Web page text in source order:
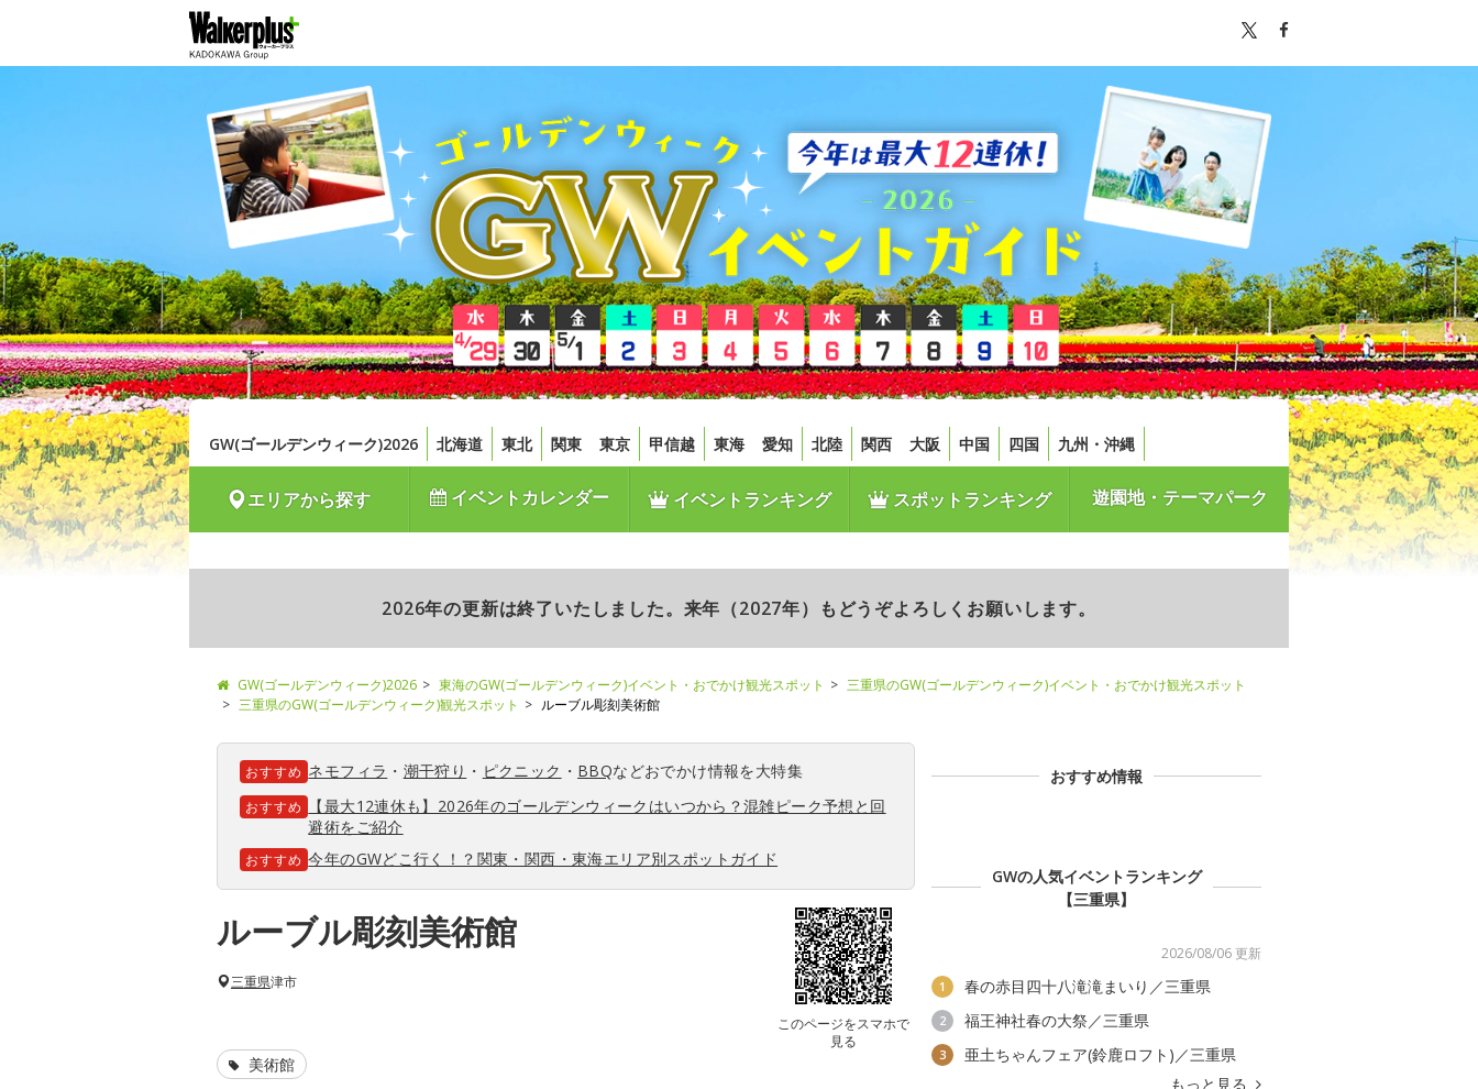
GW(ゴールデンウィーク)2026 北海道 東北 関東 東京 甲信越 東海 愛知 北陸 関西 大阪 中国 四国 九州・沖縄
エリアから探す イベントカレンダー イベントランキング スポットランキング 遊園地・テーマパーク
2026年の更新は終了いたしました。来年（2027年）もどうぞよろしくお願いします。
GW(ゴールデンウィーク)2026 東海のGW(ゴールデンウィーク)イベント・おでかけ観光スポット
三重県のGW(ゴールデンウィーク)イベント・おでかけ観光スポット
三重県のGW(ゴールデンウィーク)観光スポット
ルーブル彫刻美術館
おすすめ ネモフィラ ・ 潮干狩り ・ ピクニック ・ BBQなどおでかけ情報を大特集
おすすめ
【最大12連休も】2026年のゴールデンウィークはいつから？混雑ピーク予想と回
避術をご紹介
おすすめ 今年のGWどこ行く！？関東・関西・東海エリア別スポットガイド
ルーブル彫刻美術館
このページをスマホで
見る
三重県津市
美術館
おすすめ情報
GWの人気イベントランキング
【三重県】
2026/08/06 更新
1 春の赤目四十八滝滝まいり／三重県
2 福王神社春の大祭／三重県
3
亜土ちゃんフェア(鈴鹿ロフト)／三重県
もっと見る